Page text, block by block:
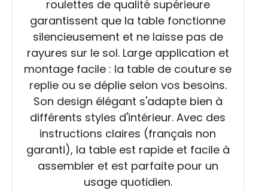
roulettes de qualité supérieure
garantissent que la table fonctionne
silencieusement et ne laisse pas de
rayures sur le sol. Large application et
montage facile : la table de couture se
replie ou se déplie selon vos besoins.
Son design élégant s'adapte bien à
différents styles d'intérieur. Avec des
instructions claires (français non
garanti), la table est rapide et facile à
assembler et est parfaite pour un
usage quotidien.